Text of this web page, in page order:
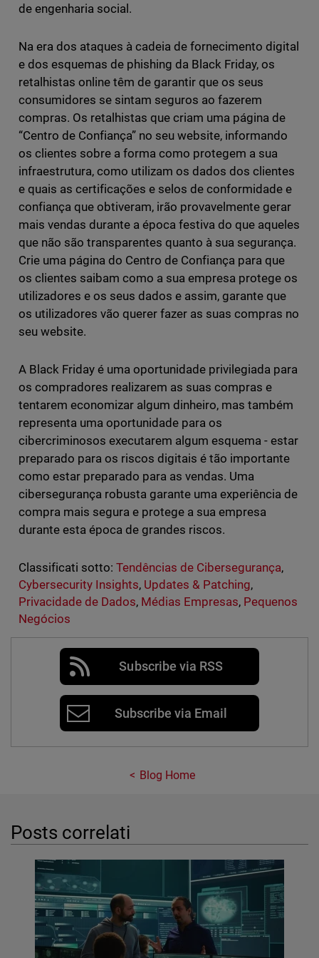
de engenharia social.
Na era dos ataques à cadeia de fornecimento digital
e dos esquemas de phishing da Black Friday, os
retalhistas online têm de garantir que os seus
consumidores se sintam seguros ao fazerem
compras. Os retalhistas que criam uma página de
“Centro de Confiança” no seu website, informando
os clientes sobre a forma como protegem a sua
infraestrutura, como utilizam os dados dos clientes
e quais as certificações e selos de conformidade e
confiança que obtiveram, irão provavelmente gerar
mais vendas durante a época festiva do que aqueles
que não são transparentes quanto à sua segurança.
Crie uma página do Centro de Confiança para que
os clientes saibam como a sua empresa protege os
utilizadores e os seus dados e assim, garante que
os utilizadores vão querer fazer as suas compras no
seu website.
A Black Friday é uma oportunidade privilegiada para
os compradores realizarem as suas compras e
tentarem economizar algum dinheiro, mas também
representa uma oportunidade para os
cibercriminosos executarem algum esquema - estar
preparado para os riscos digitais é tão importante
como estar preparado para as vendas. Uma
cibersegurança robusta garante uma experiência de
compra mais segura e protege a sua empresa
durante esta época de grandes riscos.
Classificati sotto: Tendências de Cibersegurança,
Cybersecurity Insights, Updates & Patching,
Privacidade de Dados, Médias Empresas, Pequenos
Negócios
Subscribe via RSS
Subscribe via Email
Blog Home
Posts correlati